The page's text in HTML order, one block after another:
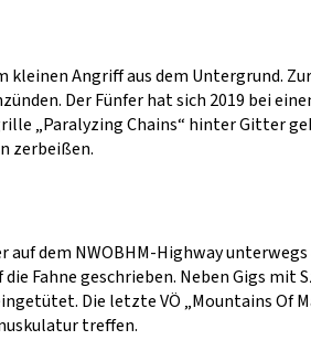
Angriff aus dem Untergrund. Zur
Der Fünfer hat sich 2019 bei
„Paralyzing Chains“ hinter Gitter
zerbeißen.
auf dem NWOBHM-Highway
Fahne geschrieben. Neben Gigs mit
Die letzte VÖ „Mountains Of
treffen.